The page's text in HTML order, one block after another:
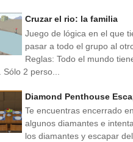
Cruzar el rio: la familia
Juego de lógica en el que
pasar a todo el grupo al
Reglas: Todo el mundo
2 perso...
Diamond Penthouse
Te encuentras encerrado
algunos diamantes e
los diamantes y escapar